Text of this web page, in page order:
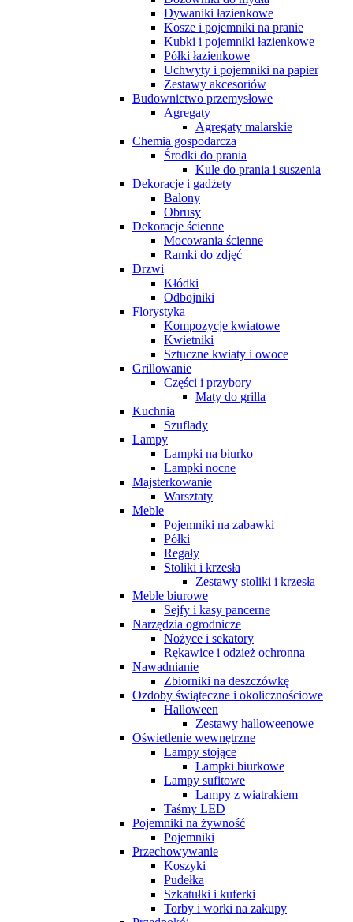
Dywaniki łazienkowe
Kosze i pojemniki na pranie
Kubki i pojemniki łazienkowe
Półki łazienkowe
Uchwyty i pojemniki na papier
Zestawy akcesoriów
Budownictwo przemysłowe
Agregaty
Agregaty malarskie
Chemia gospodarcza
Środki do prania
Kule do prania i suszenia
Dekoracje i gadżety
Balony
Obrusy
Dekoracje ścienne
Mocowania ścienne
Ramki do zdjęć
Drzwi
Kłódki
Odbojniki
Florystyka
Kompozycje kwiatowe
Kwietniki
Sztuczne kwiaty i owoce
Grillowanie
Części i przybory
Maty do grilla
Kuchnia
Szuflady
Lampy
Lampki na biurko
Lampki nocne
Majsterkowanie
Warsztaty
Meble
Pojemniki na zabawki
Półki
Regały
Stoliki i krzesła
Zestawy stoliki i krzesła
Meble biurowe
Sejfy i kasy pancerne
Narzędzia ogrodnicze
Nożyce i sekatory
Rękawice i odzież ochronna
Nawadnianie
Zbiorniki na deszczówkę
Ozdoby świąteczne i okolicznościowe
Halloween
Zestawy halloweenowe
Oświetlenie wewnętrzne
Lampy stojące
Lampki biurkowe
Lampy sufitowe
Lampy z wiatrakiem
Taśmy LED
Pojemniki na żywność
Pojemniki
Przechowywanie
Koszyki
Pudełka
Szkatułki i kuferki
Torby i worki na zakupy